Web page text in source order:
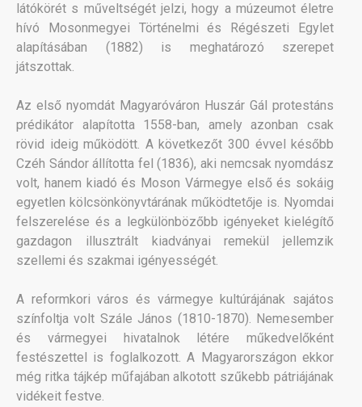
látókörét s műveltségét jelzi, hogy a múzeumot életre
hívó Mosonmegyei Történelmi és Régészeti Egylet
alapításában (1882) is meghatározó szerepet
játszottak.
Az első nyomdát Magyaróváron Huszár Gál protestáns
prédikátor alapította 1558-ban, amely azonban csak
rövid ideig működött. A következőt 300 évvel később
Czéh Sándor állította fel (1836), aki nemcsak nyomdász
volt, hanem kiadó és Moson Vármegye első és sokáig
egyetlen kölcsönkönyvtárának működtetője is. Nyomdai
felszerelése és a legkülönbözőbb igényeket kielégítő
gazdagon illusztrált kiadványai remekül jellemzik
szellemi és szakmai igényességét.
A reformkori város és vármegye kultúrájának sajátos
színfoltja volt Szále János (1810-1870). Nemesember
és vármegyei hivatalnok létére műkedvelőként
festészettel is foglalkozott. A Magyarországon ekkor
még ritka tájkép műfajában alkotott szűkebb pátriájának
vidékeit festve.